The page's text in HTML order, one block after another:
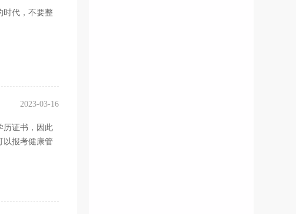
时代，不要整
2023-03-16
历证书，因此
以报考健康管